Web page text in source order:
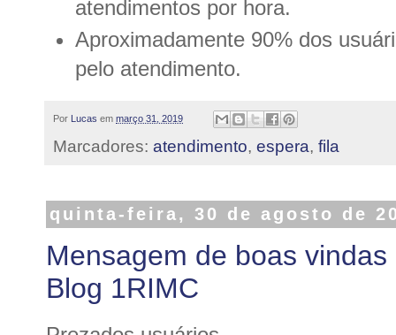
atendimentos por hora.
Aproximadamente 90% dos
pelo atendimento.
Por Lucas em março 31, 2019
Marcadores: atendimento, espera, fila
quinta-feira, 30 de agosto de
Mensagem de boas
Blog 1RIMC